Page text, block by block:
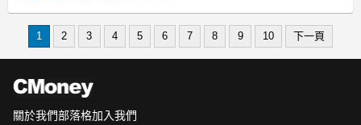
找到兩條專賣古董的大街，
一家一家進去看。
1 2 3 4 5 6 7 8 9 10 下一頁
關於我們部落格加入我們